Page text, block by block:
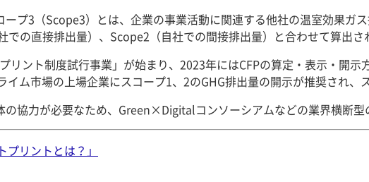
ープ3（Scope3）とは、企業の事業活動に関連する他社の温室効果ガ
の直接排出量）、Scope2（自社での間接排出量）と合わせて算出さ
リント制度試行事業」が始まり、2023年にはCFPの算定・表示・開
ム市場の上場企業にスコープ1、2のGHG排出量の開示が推奨され、
の協力が必要なため、Green×Digitalコンソーシアムなどの業界横断型
リントとは？」